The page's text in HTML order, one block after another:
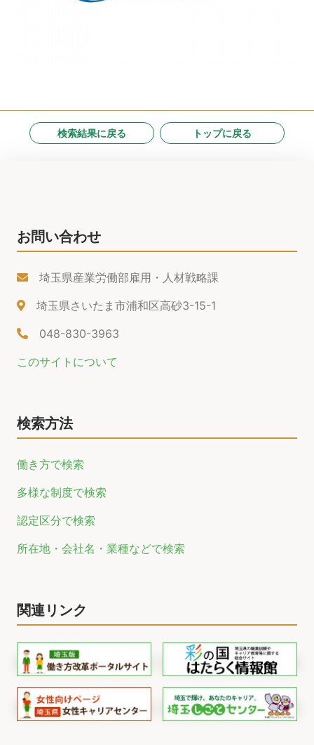
検索結果に戻る トップに戻る
お問い合わせ
埼玉県産業労働部雇用・人材戦略課
埼玉県さいたま市浦和区高砂3-15-1
048-830-3963
このサイトについて
検索方法
働き方で検索
多様な制度で検索
認定区分で検索
所在地・会社名・業種などで検索
関連リンク